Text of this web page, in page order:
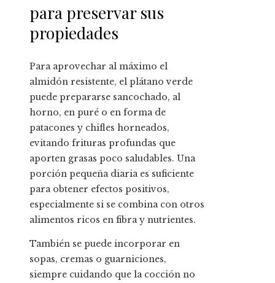
para preservar sus
propiedades
Para aprovechar al máximo el
almidón resistente, el plátano verde
puede prepararse sancochado, al
horno, en puré o en forma de
patacones y chifles horneados,
evitando frituras profundas que
aporten grasas poco saludables. Una
porción pequeña diaria es suficiente
para obtener efectos positivos,
especialmente si se combina con otros
alimentos ricos en fibra y nutrientes.
También se puede incorporar en
sopas, cremas o guarniciones,
siempre cuidando que la cocción no